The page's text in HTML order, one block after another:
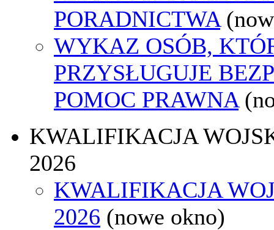
PORADNICTWA
WYKAZ OSÓB,
PRZYSŁUGUJE
POMOC PRAWNA
KWALIFIKACJA
2026
KWALIFIKACJA
2026 (nowe okno)